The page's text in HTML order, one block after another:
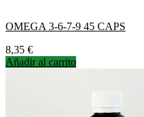
OMEGA 3-6-7-9 45 CAPS
Precio
8,35 €
Añadir al carrito